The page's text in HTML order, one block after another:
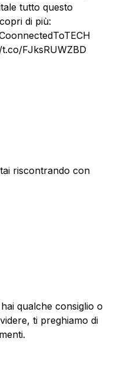
tutto questo
di più:
FJksRUWZBD
riscontrando con
qualche consiglio o
ti preghiamo di